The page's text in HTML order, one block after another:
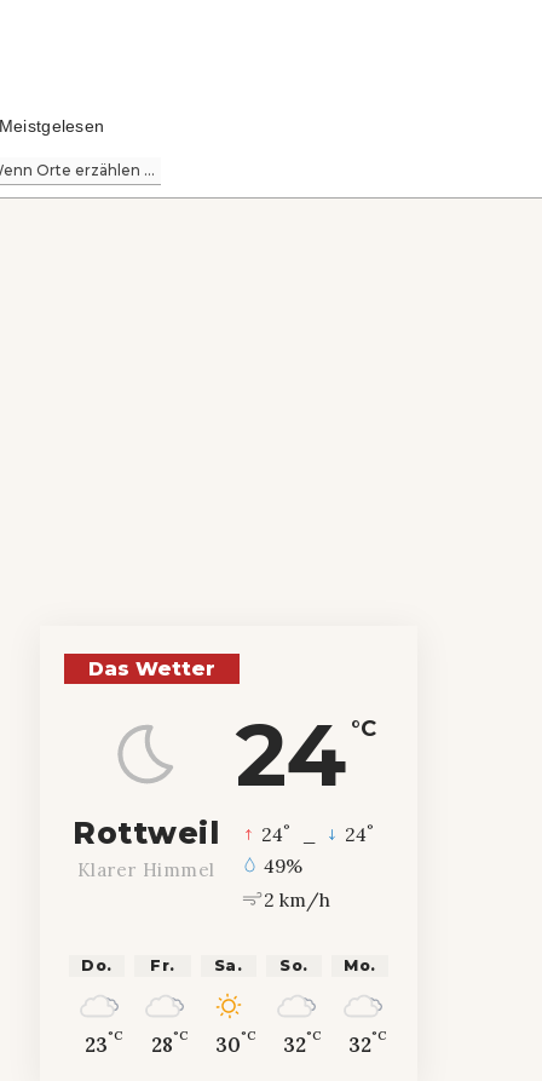
Meistgelesen
Orte erzählen ...
Das Wetter
24 °C
Rottweil
Klarer Himmel
24° 24°
49%
2 km/h
Do.
23°C
Fr.
28°C
Sa.
30°C
So.
32°C
Mo.
32°C